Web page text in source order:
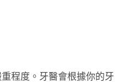
程度。牙醫會根據你的牙